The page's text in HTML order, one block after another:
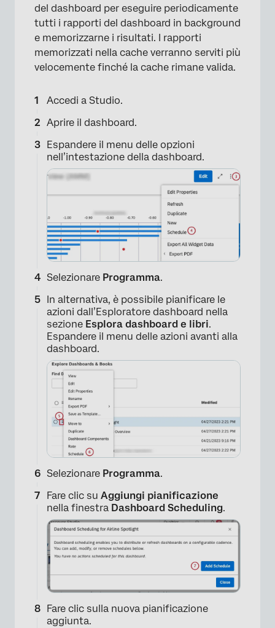
del dashboard per eseguire periodicamente
tutti i rapporti del dashboard in background
e memorizzarne i risultati. I rapporti
memorizzati nella cache verranno serviti più
velocemente finché la cache rimane valida.
Accedi a Studio.
Aprire il dashboard.
Espandere il menu delle opzioni
nell’intestazione della dashboard.
Selezionare Programma.
In alternativa, è possibile pianificare le
azioni dall’Esploratore dashboard nella
sezione Esplora dashboard e libri.
Espandere il menu delle azioni avanti alla
dashboard.
Selezionare Programma.
Fare clic su Aggiungi pianificazione
nella finestra Dashboard Scheduling.
Fare clic sulla nuova pianificazione
aggiunta.